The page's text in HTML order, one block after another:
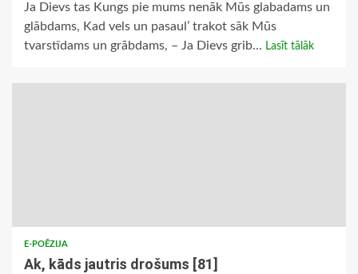
Ja Dievs tas Kungs pie mums nenāk Mūs glabadams un
glābdams, Kad vels un pasaul’ trakot sāk Mūs
tvarstīdams un grābdams, – Ja Dievs grib... Lasīt tālāk
E-POĒZIJA
Ak, kāds jautris drošums [81]